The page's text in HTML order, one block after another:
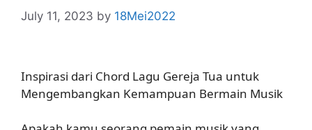
July 11, 2023 by 18Mei2022
Inspirasi dari Chord Lagu Gereja Tua untuk
Mengembangkan Kemampuan Bermain Musik